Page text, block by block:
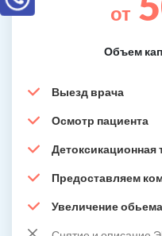
от
Объем
Выезд врача
Осмотр пациента
Детоксикационная
Предоставляем
Увеличение